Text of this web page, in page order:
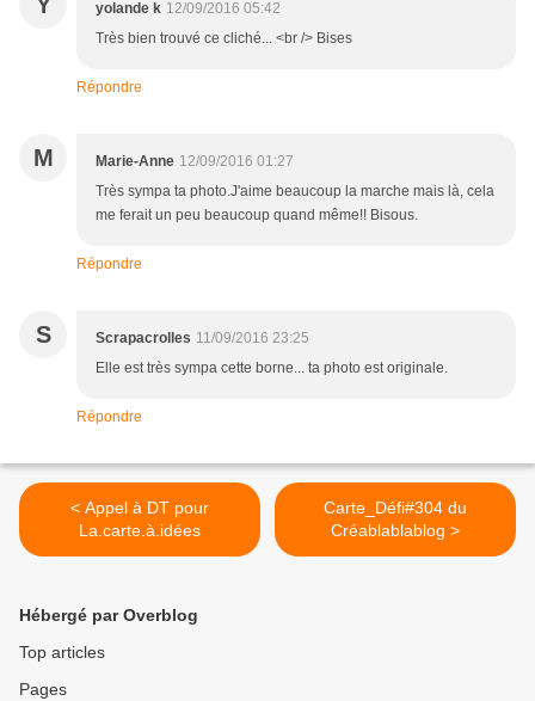
yolande k 12/09/2016 05:42
Très bien trouvé ce cliché... <br /> Bises
Répondre
M Marie-Anne 12/09/2016 01:27
Très sympa ta photo.J'aime beaucoup la marche mais là, cela
me ferait un peu beaucoup quand même!! Bisous.
Répondre
S Scrapacrolles 11/09/2016 23:25
Elle est très sympa cette borne... ta photo est originale.
Répondre
< Appel à DT pour
La.carte.à.idées
Carte_Défi#304 du
Créablablablog >
Hébergé par Overblog
Top articles
Pages